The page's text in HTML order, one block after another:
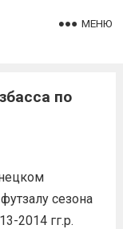
МЕНЮ
по
сезона
2014 гг.р.